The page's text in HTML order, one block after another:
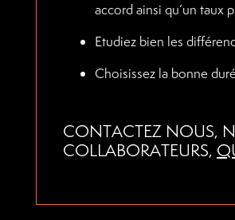
accord ainsi qu’un taux
Etudiez bien les
Choisissez la bonne
CONTACTEZ NOUS,
COLLABORATEURS,